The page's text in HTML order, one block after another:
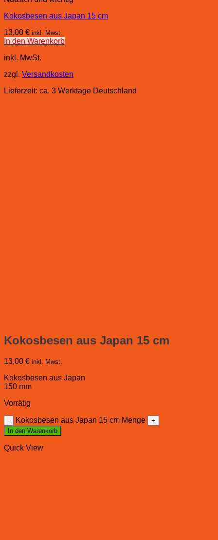
Kokosbesen aus Japan 15 cm
13,00 € inkl. Mwst.
In den Warenkorb
inkl. MwSt.
zzgl. Versandkosten
Lieferzeit: ca. 3 Werktage Deutschland
Kokosbesen aus Japan 15 cm
13,00 € inkl. Mwst.
Kokosbesen aus Japan
150 mm
Vorrätig
Kokosbesen aus Japan 15 cm Menge
In den Warenkorb
Quick View